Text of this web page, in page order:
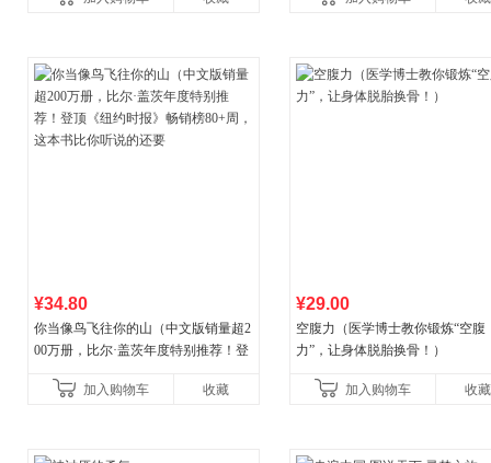
¥34.80
你当像鸟飞往你的山（中文版销量超2
00万册，比尔·盖茨年度特别推荐！登
比你听说的还要
加入购物车 收藏
¥29.00
空腹力（医学博士教你锻炼“空腹
力”，让身体脱胎换骨！）
加入购物车 收藏